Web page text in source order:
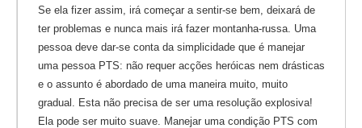
Se ela fizer assim, irá começar a sentir-se bem, deixará de
ter problemas e nunca mais irá fazer montanha-russa. Uma
pessoa deve dar-se conta da simplicidade que é manejar
uma pessoa PTS: não requer acções heróicas nem drásticas
e o assunto é abordado de uma maneira muito, muito
gradual. Esta não precisa de ser uma resolução explosiva!
Ela pode ser muito suave. Manejar uma condição PTS com